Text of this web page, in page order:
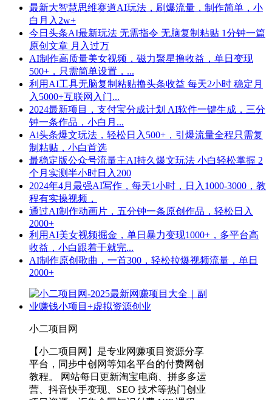
最新大智慧思维赛道AI玩法，刷爆流量，制作简单，小
白月入2w+
今日头条AI最新玩法 无需指令 无脑复制粘贴 1分钟一篇
原创文章 月入过万
AI制作高质量美女视频，磁力聚星撸收益，单日变现
500+，只需简单设置，...
利用AI工具无脑复制粘贴撸头条收益 每天2小时 稳定月
入5000+互联网入门...
2024最新项目，支付宝分成计划 AI软件一键生成，三分
钟一条作品，小白月...
Ai头条爆文玩法，轻松日入500+，引爆流量全程只需复
制粘贴，小白首选
最稳定版公众号流量主AI持久爆文玩法 小白轻松掌握 2
个月实测半小时日入200
2024年4月最强AI写作，每天1小时，日入1000-3000，教
程有实操视频，
通过AI制作动画片，五分钟一条原创作品，轻松日入
2000+
利用AI美女视频掘金，单日暴力变现1000+，多平台高
收益，小白跟着干就完...
AI制作原创歌曲，一首300，轻松拉爆视频流量，单日
2000+
小二项目网
【小二项目网】是专业网赚项目资源分享
平台，同步中创网等知名平台的付费网创
教程。 网站每日更新淘宝电商、拼多多运
营、抖音快手变现、SEO 技术等热门创业